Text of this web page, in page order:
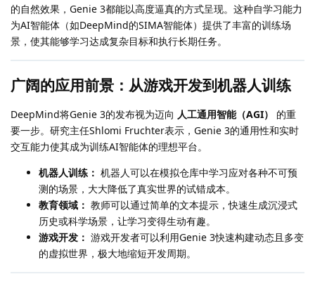
的自然效果，Genie 3都能以高度逼真的方式呈现。这种自学习能力
为AI智能体（如DeepMind的SIMA智能体）提供了丰富的训练场
景，使其能够学习达成复杂目标和执行长期任务。
广阔的应用前景：从游戏开发到机器人训练
DeepMind将Genie 3的发布视为迈向 人工通用智能（AGI）
的重
要一步。研究主任Shlomi Fruchter表示，Genie 3的通用性和实时
交互能力使其成为训练AI智能体的理想平台。
机器人训练： 机器人可以在模拟仓库中学习应对各种不可预
测的场景，大大降低了真实世界的试错成本。
教育领域： 教师可以通过简单的文本提示，快速生成沉浸式
历史或科学场景，让学习变得生动有趣。
游戏开发： 游戏开发者可以利用Genie 3快速构建动态且多变
的虚拟世界，极大地缩短开发周期。